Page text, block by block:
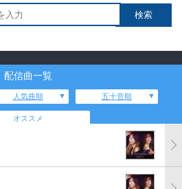
配信曲一覧
人気曲順 五十音順
オススメ